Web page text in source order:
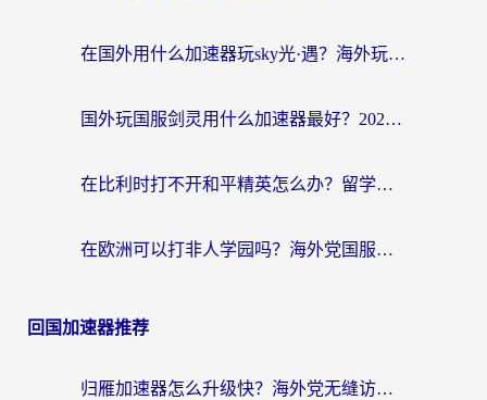
在国外用什么加速器玩sky光·遇？海外玩家国服畅玩终极指南（附魔兽世界狂暴传奇解决方案）
国外玩国服剑灵用什么加速器最好？2026海外玩家亲测指南（附魔兽世界怀旧服精灵之境加速技巧）
在比利时打不开和平精英怎么办？留学生亲测有效的国服游戏加速方案
在欧洲可以打非人学园吗？海外党国服游戏不卡顿的终极指南
回国加速器推荐
归雁加速器怎么升级快？海外党无缝访问国内资源的全攻略（附免费VPN推荐Dcard热门款）